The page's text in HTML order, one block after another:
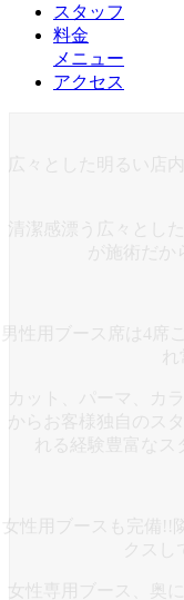
スタッフ
料金
メニュー
アクセス